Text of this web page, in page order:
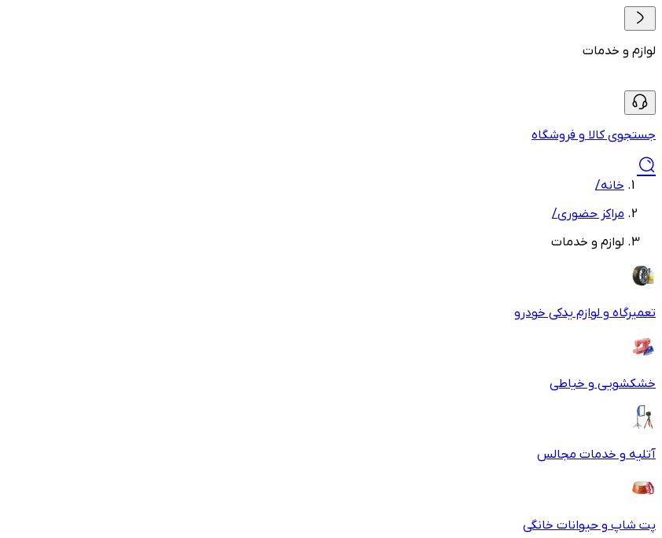
لوازم و خدمات
جستجوی کالا و فروشگاه
خانه/
مراکز حضوری/
لوازم و خدمات
تعمیرگاه و لوازم یدکی خودرو
خشکشویی و خیاطی
آتلیه و خدمات مجالس
پت شاپ و حیوانات خانگی